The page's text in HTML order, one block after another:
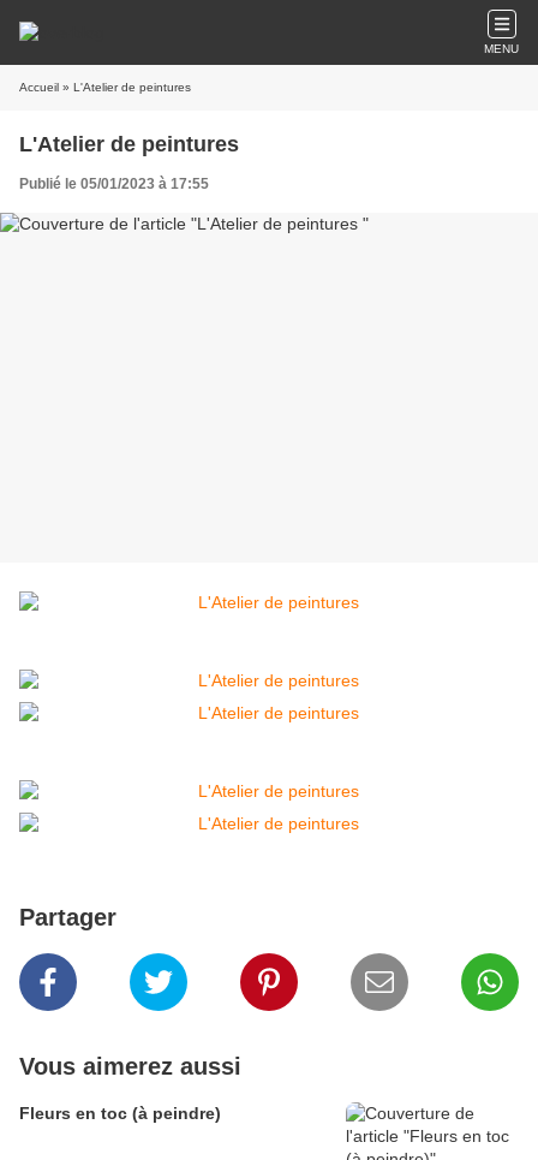
MENU
Accueil » L'Atelier de peintures
L'Atelier de peintures
Publié le 05/01/2023 à 17:55
Partager
Vous aimerez aussi
Fleurs en toc (à peindre)